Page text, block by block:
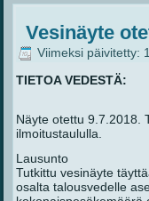
Vesinäyte
Viimeksi päivitetty:
TIETOA VEDESTÄ:
Näyte otettu 9.7.2018.
ilmoitustaululla.
Lausunto
Tutkittu vesinäyte
osalta talousvedelle